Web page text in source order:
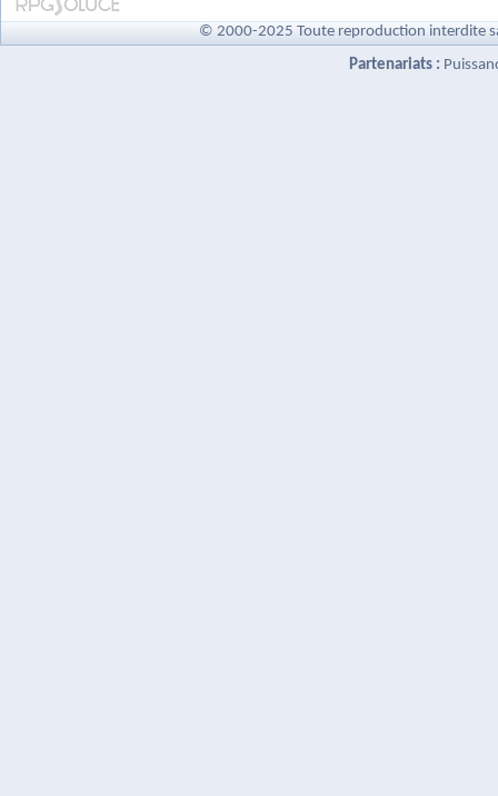
© 2000-2025 Toute reproduction interdite
Partenariats :